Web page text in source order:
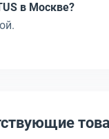
в Москве?